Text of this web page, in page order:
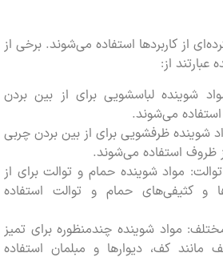
کاربردها استفاده می‌شوند. برخی از
از:
لباسشویی برای از بین بردن
می‌شوند.
ظرفشویی برای از بین بردن چربی
استفاده می‌شوند.
مواد شوینده حمام و توالت برای از
حمام و توالت استفاده
مواد شوینده چندمنظوره برای تمیز
کف، دیوارها و مبلمان استفاده